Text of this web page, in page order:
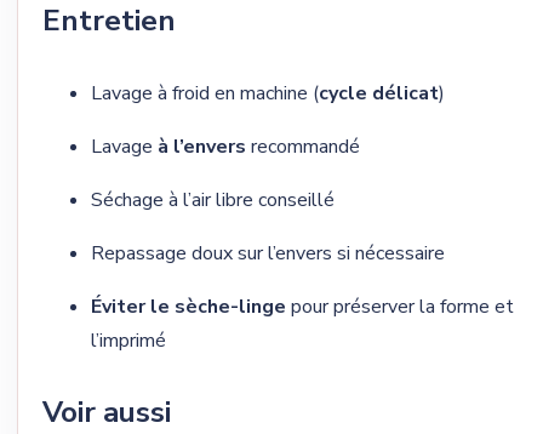
Entretien
Lavage à froid en machine (cycle délicat)
Lavage à l’envers recommandé
Séchage à l’air libre conseillé
Repassage doux sur l’envers si nécessaire
Éviter le sèche-linge pour préserver la forme et
l’imprimé
Voir aussi